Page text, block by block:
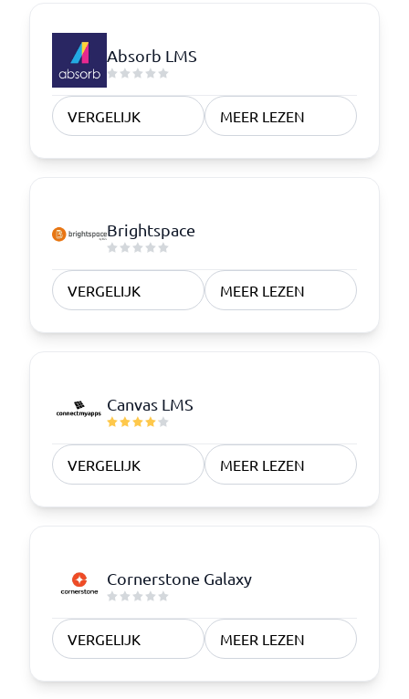
Absorb LMS
VERGELIJK MEER LEZEN
Brightspace
VERGELIJK MEER LEZEN
Canvas LMS
VERGELIJK MEER LEZEN
Cornerstone Galaxy
VERGELIJK MEER LEZEN